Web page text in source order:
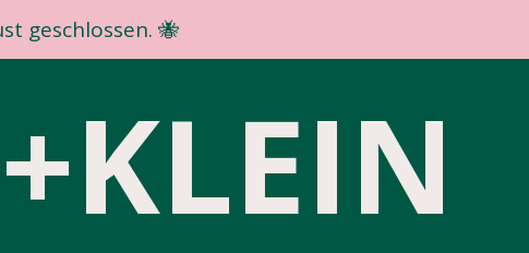
geschlossen. 🐝